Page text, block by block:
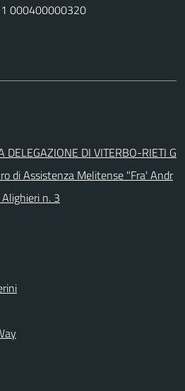
000400000320
DELEGAZIONE DI VITERBO-RIETI G
di Assistenza Melitense "Fra' Andr
n. 3